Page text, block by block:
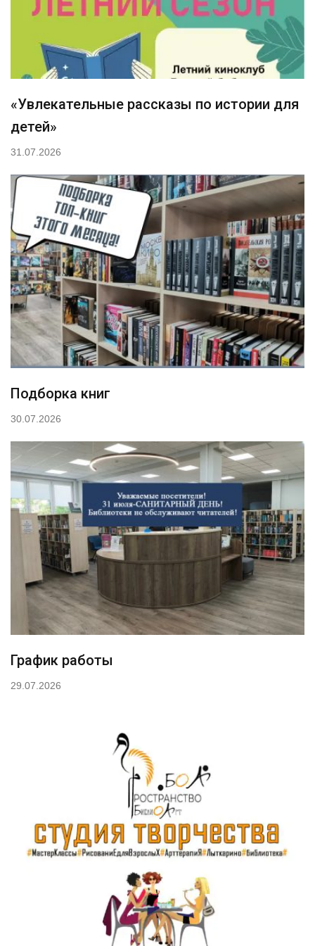
«Увлекательные рассказы по истории для
детей»
31.07.2026
Подборка книг
30.07.2026
График работы
29.07.2026